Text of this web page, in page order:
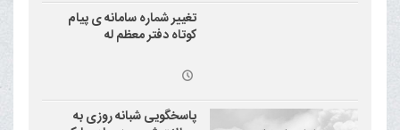
تغییر شماره سامانه ی پیام
کوتاه دفتر معظم له
پاسخگویی شبانه روزی به